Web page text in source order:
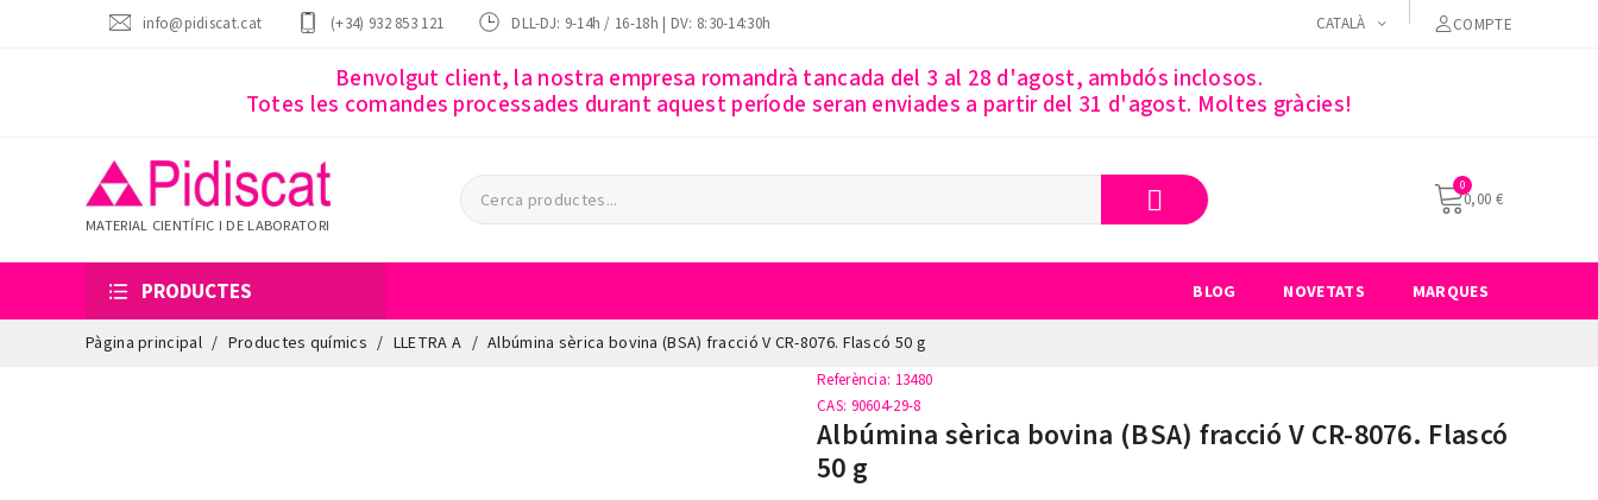
info@pidiscat.cat (+34) 932 853 121 DLL-DJ: 9-14h / 16-18h | DV: 8:30-14:30h CATALÀ COMPTE
Benvolgut client, la nostra empresa romandrà tancada del 3 al 28 d'agost, ambdós inclosos.
Totes les comandes processades durant aquest període seran enviades a partir del 31 d'agost. Moltes gràcies!
MATERIAL CIENTÍFIC I DE LABORATORI
0,00 €
PRODUCTES BLOG NOVETATS MARQUES
Pàgina principal Productes químics LLETRA A Albúmina sèrica bovina (BSA) fracció V CR-8076. Flascó 50 g
Referència: 13480
CAS: 90604-29-8
Albúmina sèrica bovina (BSA) fracció V CR-8076. Flascó
50 g